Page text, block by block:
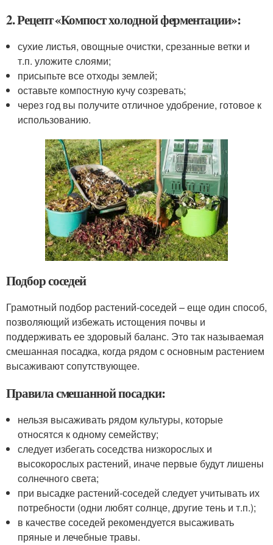
2. Рецепт «Компост холодной ферментации»:
сухие листья, овощные очистки, срезанные ветки и
т.п. уложите слоями;
присыпьте все отходы землей;
оставьте компостную кучу созревать;
через год вы получите отличное удобрение, готовое к
использованию.
Подбор соседей
Грамотный подбор растений-соседей – еще один способ,
позволяющий избежать истощения почвы и
поддерживать ее здоровый баланс. Это так называемая
смешанная посадка, когда рядом с основным растением
высаживают сопутствующее.
Правила смешанной посадки:
нельзя высаживать рядом культуры, которые
относятся к одному семейству;
следует избегать соседства низкорослых и
высокорослых растений, иначе первые будут лишены
солнечного света;
при высадке растений-соседей следует учитывать их
потребности (одни любят солнце, другие тень и т.п.);
в качестве соседей рекомендуется высаживать
пряные и лечебные травы.